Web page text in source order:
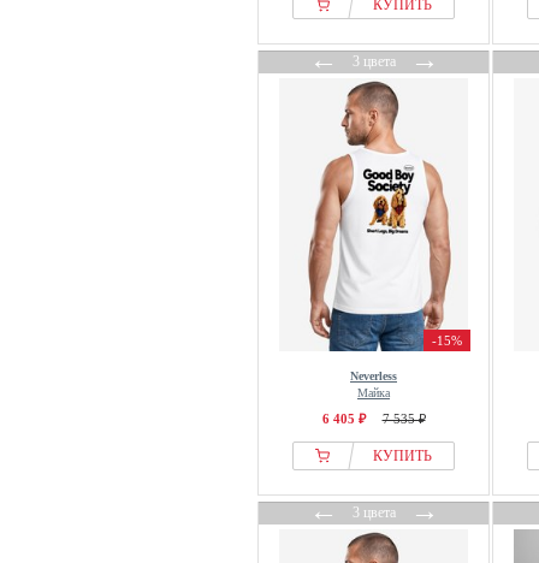
КУПИТЬ
←3 цвета→
-15%
Neverless
Майка
6 405 ₽ 7 535 ₽
КУПИТЬ
←3 цвета→